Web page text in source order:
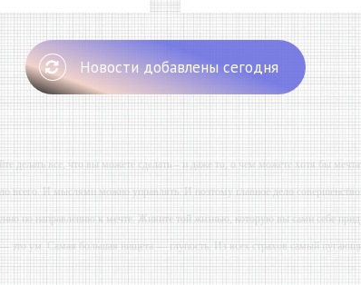
Новости добавлены сегодня
делать все, что вы можете сделать – и даже то, о чем можете хотя бы
И мыслями можно управлять. И поэтому главное дело
по направлению к мечте. Живите той жизнью, которую вы сами себе
это ум. Самая большая нищета — глупость. Из всех страхов самый